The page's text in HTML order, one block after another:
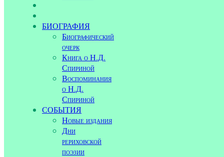
БИОГРАФИЯ
Биографический
очерк
Книга о Н.Д.
Спириной
Воспоминания
о Н.Д.
Спириной
СОБЫТИЯ
Новые издания
Дни
рериховской
поэзии